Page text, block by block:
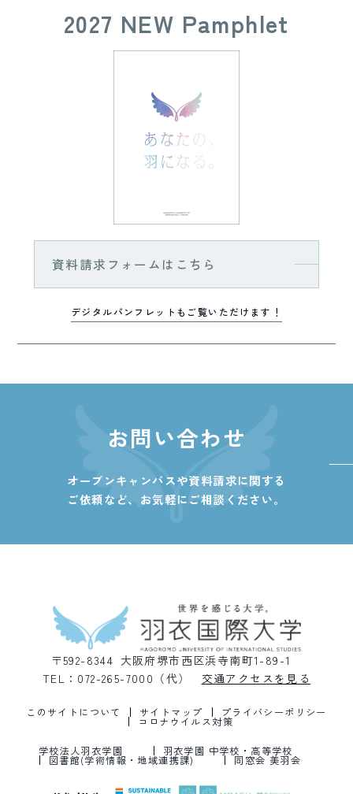
2027 NEW Pamphlet
資料請求フォームはこちら
デジタルパンフレットもご覧いただけます！
お問い合わせ
オープンキャンパスや資料請求に関する
ご依頼など、 お気軽にご相談ください。
〒592-8344 大阪府堺市西区浜寺南町1-89-1
TEL：072-265-7000（代）
交通アクセスを見る
このサイトについて サイトマップ プライバシーポリシー
コロナウイルス対策
学校法人羽衣学園 羽衣学園 中学校・高等学校
図書館(学術情報・地域連携課) 同窓会 美羽会